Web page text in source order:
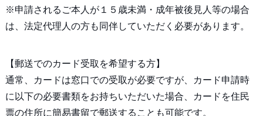
※申請されるご本人が１５歳未満・成年被後見人等の場合
は、法定代理人の方も同伴していただく必要があります。
【郵送でのカード受取を希望する方】
通常、カードは窓口での受取が必要ですが、カード申請時
に以下の必要書類をお持ちいただいた場合、カードを住民
票の住所に簡易書留で郵送することも可能です。